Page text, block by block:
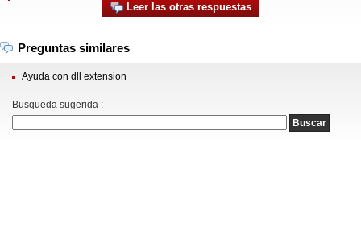
Leer las otras respuestas
Preguntas similares
Ayuda con dll extension
Busqueda sugerida :